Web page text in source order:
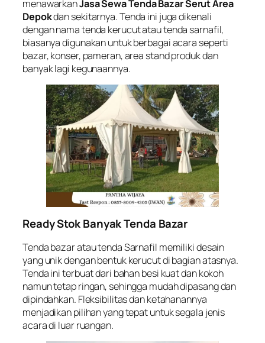
menawarkanJasa Sewa Tenda Bazar Serut Area
Depokdan sekitarnya. Tenda ini juga dikenali
dengan nama tenda kerucut atau tenda sarnafil,
biasanya digunakan untuk berbagai acara seperti
bazar, konser, pameran, area stand produk dan
banyak lagi kegunaannya.
Ready Stok Banyak Tenda Bazar
Tenda bazar atau tenda Sarnafil memiliki desain
yang unik dengan bentuk kerucut di bagian atasnya.
Tenda ini terbuat dari bahan besi kuat dan kokoh
namun tetap ringan, sehingga mudah dipasang dan
dipindahkan. Fleksibilitas dan ketahanannya
menjadikan pilihan yang tepat untuk segala jenis
acara di luar ruangan.